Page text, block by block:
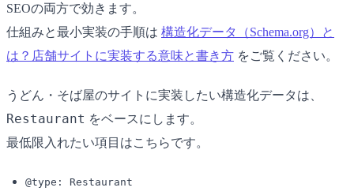
SEOの両方で効きます。
仕組みと最小実装の手順は 構造化データ（Schema.org）と
は？店舗サイトに実装する意味と書き方 をご覧ください。
うどん・そば屋のサイトに実装したい構造化データは、
Restaurant をベースにします。
最低限入れたい項目はこちらです。
@type: Restaurant